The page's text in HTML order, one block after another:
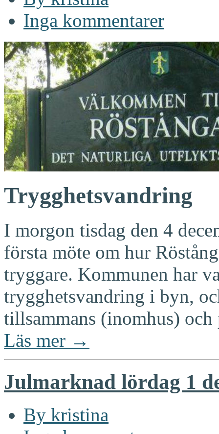
Inga kommentarer
Trygghetsvandring
I morgon tisdag den 4
första möte om hur
tryggare. Kommunen har
trygghetsvandring i byn,
tillsammans (inomhus)
Läs mer →
Julmarknad lördag 1
By kristina